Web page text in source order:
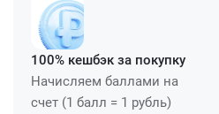
100% кешбэк за покупку
Начисляем баллами на
счет (1 балл = 1 рубль)